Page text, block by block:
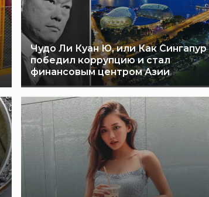
Чудо Ли Куан Ю, или Как Сингапур
победил коррупцию и стал
финансовым центром Азии